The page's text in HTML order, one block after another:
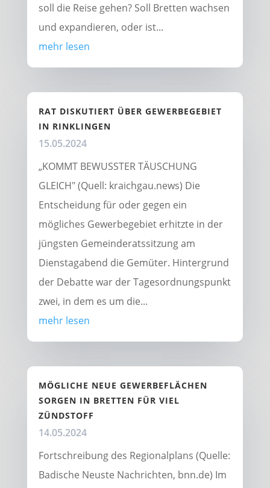
soll die Reise gehen? Soll Bretten wachsen
und expandieren, oder ist...
mehr lesen
RAT DISKUTIERT ÜBER GEWERBEGEBIET
IN RINKLINGEN
15.05.2024
„KOMMT BEWUSSTER TÄUSCHUNG
GLEICH" (Quell: kraichgau.news) Die
Entscheidung für oder gegen ein
mögliches Gewerbegebiet erhitzte in der
jüngsten Gemeinderatssitzung am
Dienstagabend die Gemüter. Hintergrund
der Debatte war der Tagesordnungspunkt
zwei, in dem es um die...
mehr lesen
MÖGLICHE NEUE GEWERBEFLÄCHEN
SORGEN IN BRETTEN FÜR VIEL
ZÜNDSTOFF
14.05.2024
Fortschreibung des Regionalplans (Quelle:
Badische Neuste Nachrichten, bnn.de) Im